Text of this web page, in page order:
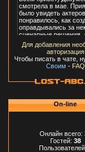
Для добавления
авторизация
Чтобы писать в чате,
Своим - FAQ
On-line
Онлайн всего:
Гостей: 38